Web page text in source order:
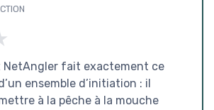
NetAngler fait exactement ce
ensemble d’initiation : il
à la pêche à la mouche